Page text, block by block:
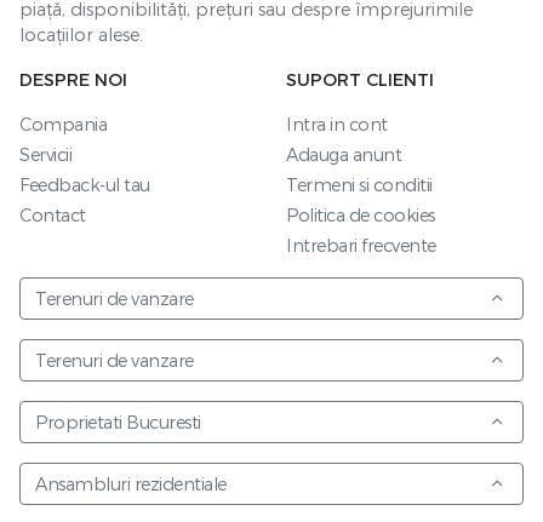
piață, disponibilități, prețuri sau despre împrejurimile
locațiilor alese.
DESPRE NOI
Compania
Servicii
Feedback-ul tau
Contact
SUPORT CLIENTI
Intra in cont
Adauga anunt
Termeni si conditii
Politica de cookies
Intrebari frecvente
Terenuri de vanzare
Terenuri de vanzare
Proprietati Bucuresti
Ansambluri rezidentiale